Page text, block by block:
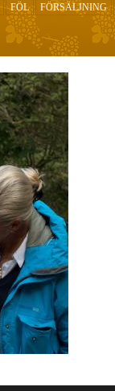
FÖL
FÖRSÄLJNING